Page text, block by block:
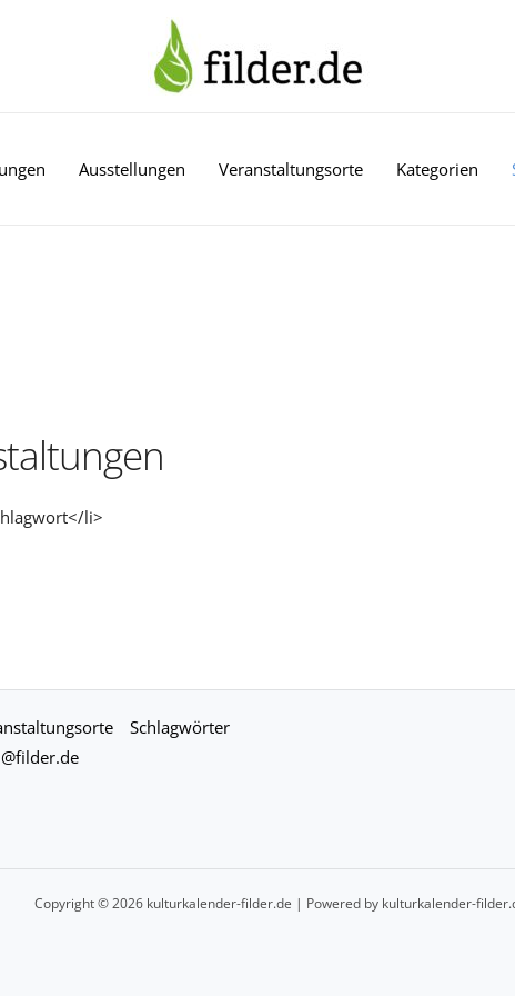
Ausstellungen Veranstaltungsorte Kategorien
li>
Schlagwörter
Copyright © 2026 kulturkalender-filder.de | Powered by kulturkalender-